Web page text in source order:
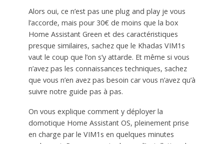
Alors oui, ce n’est pas une plug and play je vous
l’accorde, mais pour 30€ de moins que la box
Home Assistant Green et des caractéristiques
presque similaires, sachez que le Khadas VIM1s
vaut le coup que l’on s’y attarde. Et même si vous
n’avez pas les connaissances techniques, sachez
que vous n’en avez pas besoin car vous n’avez qu’à
suivre notre guide pas à pas.
On vous explique comment y déployer la
domotique Home Assistant OS, pleinement prise
en charge par le VIM1s en quelques minutes